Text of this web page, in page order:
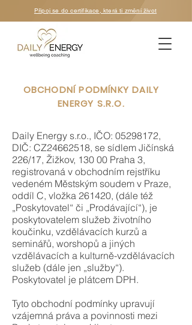
Připoj se do certifikace, která ti změní život
OBCHODNÍ PODMÍNKY DAILY
ENERGY S.R.O.
Daily Energy s.r.o., IČO: 05298172,
DIČ: CZ24662518, se sídlem Jičínská
226/17, Žižkov, 130 00 Praha 3,
registrovaná v obchodním rejstříku
vedeném Městským soudem v Praze,
oddíl C, vložka 261420, (dále též
„Poskytovatel“ či „Prodávající“), je
poskytovatelem služeb životního
koučinku, vzdělávacích kurzů a
seminářů, worshopů a jiných
vzdělávacích a kulturně-vzdělávacích
služeb (dále jen „služby“).
Poskytovatel je plátcem DPH.
Tyto obchodní podmínky upravují
vzájemná práva a povinnosti mezi